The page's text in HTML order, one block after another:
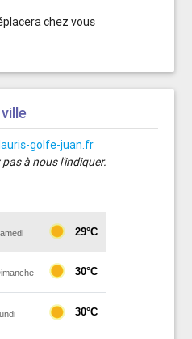
chez vous
golfe-juan.fr
à nous l'indiquer.